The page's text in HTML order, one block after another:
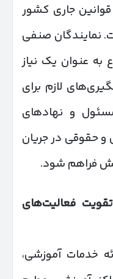
جاری کشور
نمایندگان صنفی
به عنوان یک نیاز
لازم برای
و نهادهای
حقوقی در جریان
فراهم شود.
فعالیت‌های
خدمات آموزشی،